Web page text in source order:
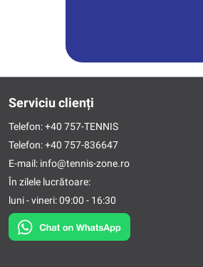
Serviciu clienți
Telefon:+40 757-TENNIS
Telefon:+40 757-836647
E-mail: info@tennis-zone.ro
În zilele lucrătoare:
luni - vineri: 09:00 - 16:30